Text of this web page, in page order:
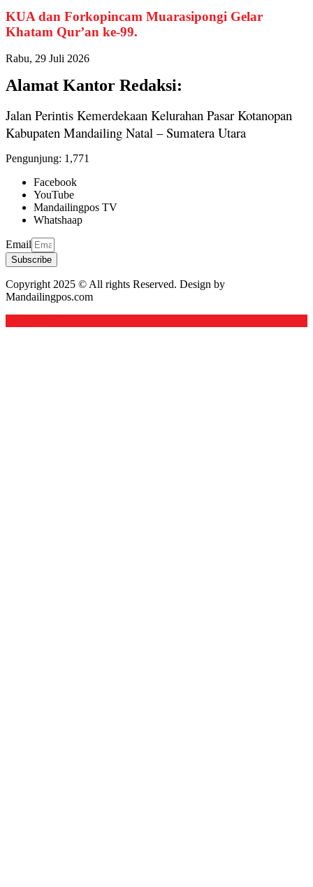
KUA dan Forkopincam Muarasipongi Gelar
Khatam Qur’an ke-99.
Rabu, 29 Juli 2026
Alamat Kantor Redaksi:
Jalan Perintis Kemerdekaan Kelurahan Pasar Kotanopan
Kabupaten Mandailing Natal – Sumatera Utara
Pengunjung: 1,771
Facebook
YouTube
Mandailingpos TV
Whatshaap
Email
Subscribe
Copyright 2025 © All rights Reserved. Design by
Mandailingpos.com